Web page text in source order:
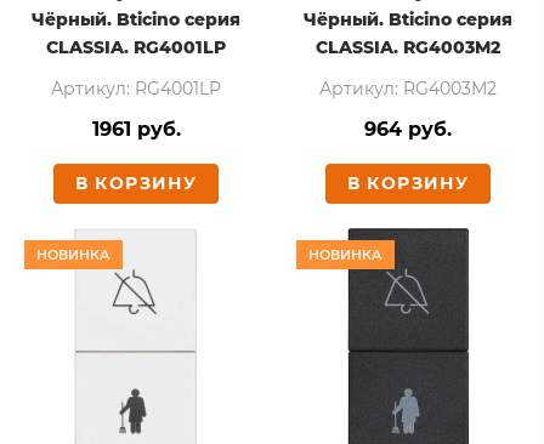
Чёрный. Bticino серия
CLASSIA. RG4001LP
Артикул: RG4001LP
1961 руб.
В КОРЗИНУ
Чёрный. Bticino серия
CLASSIA. RG4003M2
Артикул: RG4003M2
964 руб.
В КОРЗИНУ
НОВИНКА НОВИНКА